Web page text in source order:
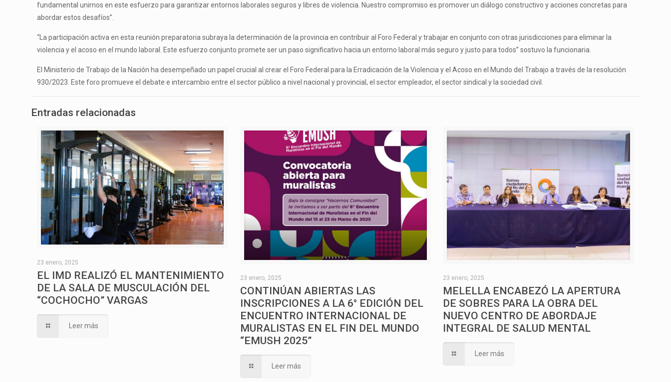
fundamental unirnos en este esfuerzo para garantizar entornos laborales seguros y libres de violencia. Nuestro compromiso es promover un diálogo constructivo y acciones concretas para
abordar estos desafíos”.
“La participación activa en esta reunión preparatoria subraya la determinación de la provincia en contribuir al Foro Federal y trabajar en conjunto con otras jurisdicciones para eliminar la
violencia y el acoso en el mundo laboral. Este esfuerzo conjunto promete ser un paso significativo hacia un entorno laboral más seguro y justo para todos” sostuvo la funcionaria.
El Ministerio de Trabajo de la Nación ha desempeñado un papel crucial al crear el Foro Federal para la Erradicación de la Violencia y el Acoso en el Mundo del Trabajo a través de la resolución
930/2023. Este foro promueve el debate e intercambio entre el sector público a nivel nacional y provincial, el sector empleador, el sector sindical y la sociedad civil.
Entradas relacionadas
23 enero, 2025
EL IMD REALIZÓ EL MANTENIMIENTO
DE LA SALA DE MUSCULACIÓN DEL
“COCHOCHO” VARGAS
Leer más
23 enero, 2025
CONTINÚAN ABIERTAS LAS
INSCRIPCIONES A LA 6° EDICIÓN DEL
ENCUENTRO INTERNACIONAL DE
MURALISTAS EN EL FIN DEL MUNDO
“EMUSH 2025”
Leer más
23 enero, 2025
MELELLA ENCABEZÓ LA APERTURA
DE SOBRES PARA LA OBRA DEL
NUEVO CENTRO DE ABORDAJE
INTEGRAL DE SALUD MENTAL
Leer más